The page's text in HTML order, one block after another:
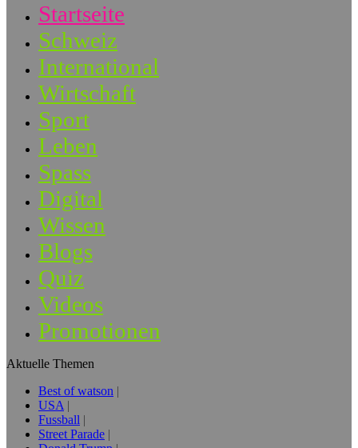
Startseite
Schweiz
International
Wirtschaft
Sport
Leben
Spass
Digital
Wissen
Blogs
Quiz
Videos
Promotionen
Aktuelle Themen
Best of watson
USA
Fussball
Street Parade